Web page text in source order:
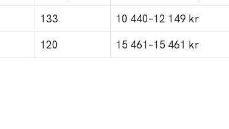
133
10 440–12 149 kr
120 15 461–15 461 kr